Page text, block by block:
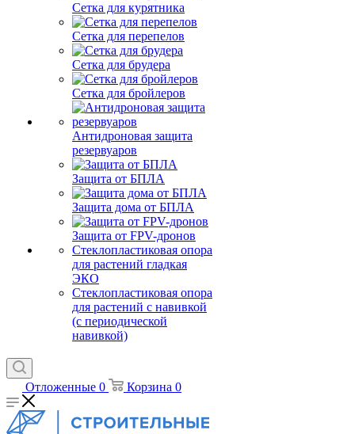
Сетка для курятника
Сетка для перепелов
Сетка для брудера
Сетка для бройлеров
Антидроновая защита
резервуаров
Защита от БПЛА
Защита дома от БПЛА
Защита от FPV-дронов
Стеклопластиковая опора
для растений гладкая
ЭКО
Стеклопластиковая опора
для растений с навивкой
(с периодической
навивкой)
Отложенные 0 Корзина 0